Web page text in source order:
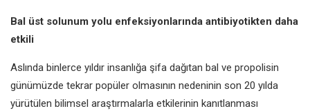
Bal üst solunum yolu enfeksiyonlarında antibiyotikten daha
etkili
Aslında binlerce yıldır insanlığa şifa dağıtan bal ve propolisin
günümüzde tekrar popüler olmasının nedeninin son 20 yılda
yürütülen bilimsel araştırmalarla etkilerinin kanıtlanması